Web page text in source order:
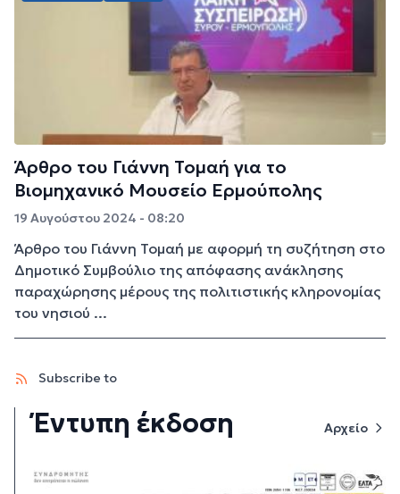
Άρθρο του Γιάννη Τομαή για το
Βιομηχανικό Μουσείο Ερμούπολης
19 Αυγούστου 2024 - 08:20
Άρθρο του Γιάννη Τομαή με αφορμή τη συζήτηση στο
Δημοτικό Συμβούλιο της απόφασης ανάκλησης
παραχώρησης μέρους της πολιτιστικής κληρονομίας
του νησιού ...
Subscribe to
Έντυπη έκδοση Αρχείο